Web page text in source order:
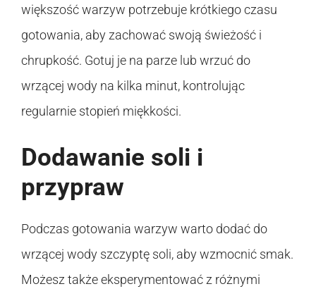
większość warzyw potrzebuje krótkiego czasu
gotowania, aby zachować swoją świeżość i
chrupkość. Gotuj je na parze lub wrzuć do
wrzącej wody na kilka minut, kontrolując
regularnie stopień miękkości.
Dodawanie soli i
przypraw
Podczas gotowania warzyw warto dodać do
wrzącej wody szczyptę soli, aby wzmocnić smak.
Możesz także eksperymentować z różnymi